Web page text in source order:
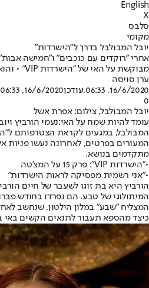
English
X
סלבס
מקומי
יובל המבולבל בדרך ל"הישרדות"
אחרי "רוקדים עם כוכבים" ו"חמישה
מבוקשת על האי של "הישרדות VIP" • והוא לא לבד • פרסום ראשון
ערן סויסה
16/6/2020, 06:33
,עודכן16/6/2020, 06:33
0
יובל המבולבל, צילום: אפרת אשל
עומד להיות שמח על האי:נעמי הורביץ
המבולבל, במגעים לקראת הצטרפותם ל"
המעורים בפרטים, לאחרונה נעשו פניות
מתקדמים בנושא.
•"הישרדות VIP": פרק 15 על המצ'טה
•"אני רשמית מפסיקה לראות הישרדות"
הורביץ היא בת זוגו לשעבר של חיים
המיתולוגי של טבע. הם נפרדו בחודש
המצליח "שבע" במלון הילטון, שנחשב
כיצד מהספא תעבור לתנאים הקשים באי